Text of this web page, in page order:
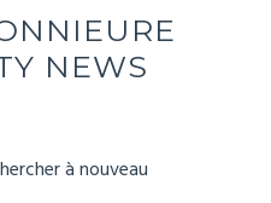
NEWS
à nouveau